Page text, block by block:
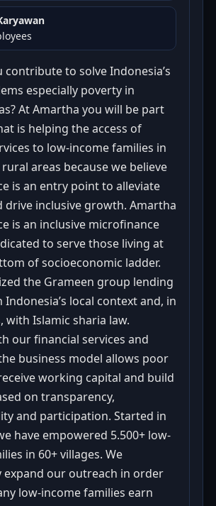
contribute to solve Indonesia’s
especially poverty in
At Amartha you will be part
is helping the access of
to low-income families in
rural areas because we believe
is an entry point to alleviate
drive inclusive growth. Amartha
is an inclusive microfinance
to serve those living at
of socioeconomic ladder.
the Grameen group lending
local context and, in
with Islamic sharia law.
our financial services and
business model allows poor
working capital and build
on transparency,
and participation. Started in
have empowered 5.500+ low-
in 60+ villages. We
expand our outreach in order
low-income families earn